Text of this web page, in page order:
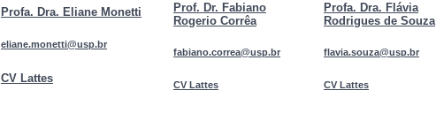
Profa. Dra. Eliane Monetti
eliane.monetti@usp.br
CV Lattes
Prof. Dr. Fabiano
Rogerio Corrêa
fabiano.correa@usp.br
CV Lattes
Profa. Dra. Flávia
Rodrigues de Souza
flavia.souza@usp.br
CV Lattes